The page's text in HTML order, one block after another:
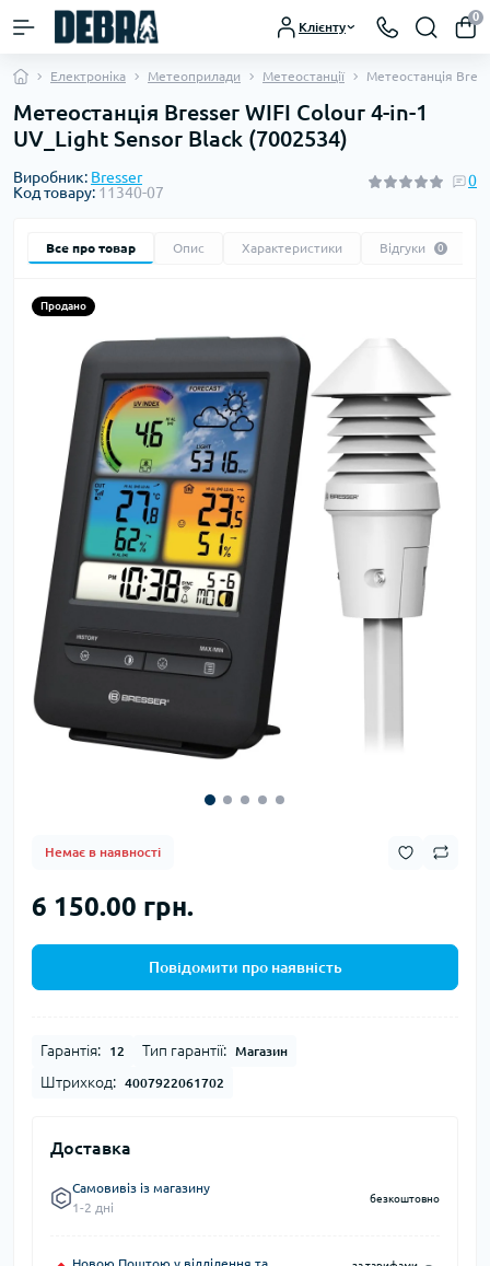
Клієнту
0
Електроніка Метеоприлади Метеостанції Метеостанція
Метеостанція Bresser WIFI Colour 4-in-1
UV_Light Sensor Black (7002534)
Виробник: Bresser
Код товару: 11340-07
0
Все про товар Опис Характеристики Відгуки 0
Продано
Немає в наявності
6 150.00 грн.
Повідомити про наявність
Гарантія: 12 Тип гарантії: Магазин
Штрихкод: 4007922061702
Доставка
Самовивіз із магазину
1-2 дні
безкоштовно